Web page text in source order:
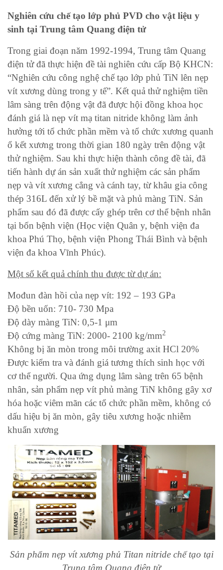
Nghiên cứu chế tạo lớp phủ PVD cho vật liệu y
sinh tại Trung tâm Quang điện tử
Trong giai đoạn năm 1992-1994, Trung tâm Quang
điện tử đã thực hiện đề tài nghiên cứu cấp Bộ KHCN:
“Nghiên cứu công nghệ chế tạo lớp phủ TiN lên nẹp
vít xương dùng trong y tế”. Kết quả thử nghiệm tiền
lâm sàng trên động vật đã được hội đồng khoa học
đánh giá là nẹp vít mạ titan nitride không làm ảnh
hưởng tới tổ chức phần mềm và tổ chức xương quanh
ổ kết xương trong thời gian 180 ngày trên động vật
thử nghiệm. Sau khi thực hiện thành công đề tài, đã
tiến hành dự án sản xuất thử nghiệm các sản phẩm
nẹp và vít xương cẳng và cánh tay, từ khâu gia công
thép 316L đến xử lý bề mặt và phủ màng TiN. Sản
phẩm sau đó đã được cấy ghép trên cơ thể bệnh nhân
tại bốn bệnh viện (Học viện Quân y, bệnh viện đa
khoa Phú Thọ, bệnh viện Phong Thái Bình và bệnh
viện đa khoa Vĩnh Phúc).
Một số kết quả chính thu được từ dự án:
Mođun đàn hồi của nẹp vít: 192 – 193 GPa
Độ bền uốn: 710- 730 Mpa
Độ dày màng TiN: 0,5-1 μm
Độ cứng màng TiN: 2000- 2100 kg/mm2
Không bị ăn mòn trong môi trường axit HCl 20%
Được kiểm tra và đánh giá tương thích sinh học với
cơ thể người. Qua ứng dụng lâm sàng trên 65 bệnh
nhân, sản phẩm nẹp vít phủ màng TiN không gây xơ
hóa hoặc viêm mãn các tổ chức phần mềm, không có
dấu hiệu bị ăn mòn, gây tiêu xương hoặc nhiễm
khuẩn xương
Sản phẩm nẹp vít xương phủ Titan nitride chế tạo tại
Trung tâm Quang điện tử